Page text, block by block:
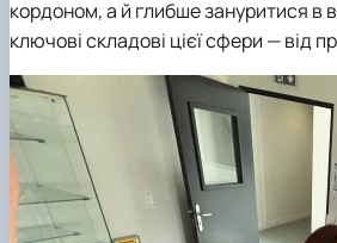
кордоном, а й глибше зануритися в
ключові складові цієї сфери — від